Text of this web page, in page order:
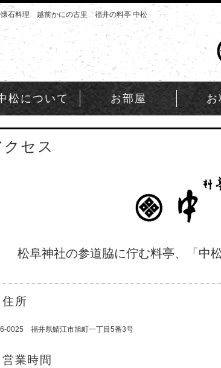
懐石料理 越前かにの古里 福井の料亭 中松
松について お部屋 お
クセス
松阜神社の参道脇に佇む料亭、「中
住所
0025 福井県鯖江市旭町一丁目5番3号
営業時間